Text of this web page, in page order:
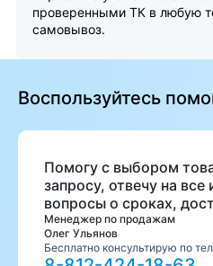
проверенными ТК в любую
самовывоз.
Воспользуйтесь
Помогу с выбором
запросу, отвечу на
вопросы о сроках,
Менеджер по продажам
Олег Ульянов
Бесплатно консультирую по